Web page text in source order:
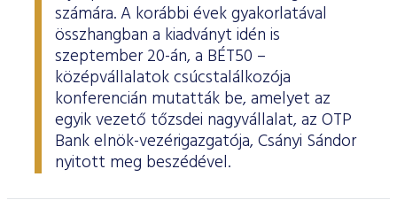
számára. A korábbi évek gyakorlatával
összhangban a kiadványt idén is
szeptember 20-án, a BÉT50 –
középvállalatok csúcstalálkozója
konferencián mutatták be, amelyet az
egyik vezető tőzsdei nagyvállalat, az OTP
Bank elnök-vezérigazgatója, Csányi Sándor
nyitott meg beszédével.